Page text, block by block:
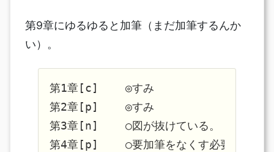
第9章にゆるゆると加筆（まだ加筆するんか
い）。
第1章[c]    ◎すみ
第2章[p]    ◎すみ
第3章[n]    ○図が抜けている。
第4章[p]    ○要加筆をなくす必要がある。